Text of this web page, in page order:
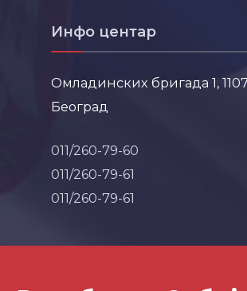
Инфо центар
Омладинских бригада 1,
Београд
011/260-79-60
011/260-79-61
011/260-79-61